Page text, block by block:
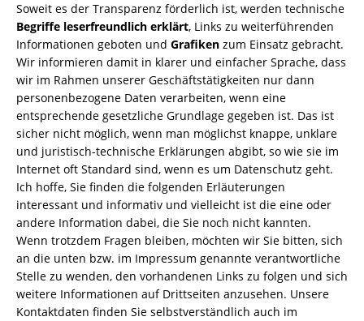
Soweit es der Transparenz förderlich ist, werden technische
Begriffe leserfreundlich erklärt, Links zu weiterführenden
Informationen geboten und Grafiken zum Einsatz gebracht.
Wir informieren damit in klarer und einfacher Sprache, dass
wir im Rahmen unserer Geschäftstätigkeiten nur dann
personenbezogene Daten verarbeiten, wenn eine
entsprechende gesetzliche Grundlage gegeben ist. Das ist
sicher nicht möglich, wenn man möglichst knappe, unklare
und juristisch-technische Erklärungen abgibt, so wie sie im
Internet oft Standard sind, wenn es um Datenschutz geht.
Ich hoffe, Sie finden die folgenden Erläuterungen
interessant und informativ und vielleicht ist die eine oder
andere Information dabei, die Sie noch nicht kannten.
Wenn trotzdem Fragen bleiben, möchten wir Sie bitten, sich
an die unten bzw. im Impressum genannte verantwortliche
Stelle zu wenden, den vorhandenen Links zu folgen und sich
weitere Informationen auf Drittseiten anzusehen. Unsere
Kontaktdaten finden Sie selbstverständlich auch im